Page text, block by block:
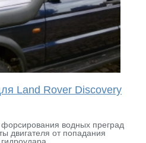
Land Rover Discovery
водных преград
двигателя от попадания